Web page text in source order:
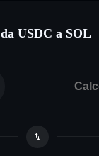
USDC a SOL